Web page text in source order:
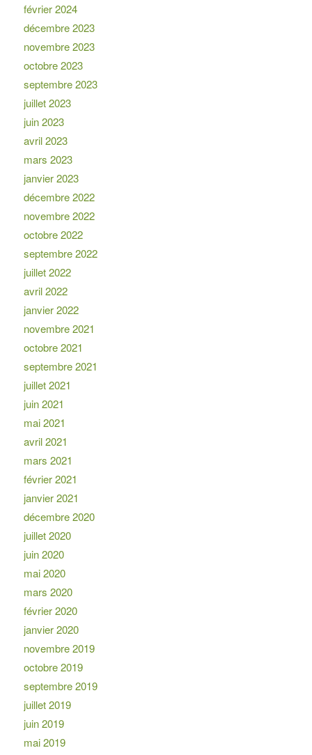
février 2024
décembre 2023
novembre 2023
octobre 2023
septembre 2023
juillet 2023
juin 2023
avril 2023
mars 2023
janvier 2023
décembre 2022
novembre 2022
octobre 2022
septembre 2022
juillet 2022
avril 2022
janvier 2022
novembre 2021
octobre 2021
septembre 2021
juillet 2021
juin 2021
mai 2021
avril 2021
mars 2021
février 2021
janvier 2021
décembre 2020
juillet 2020
juin 2020
mai 2020
mars 2020
février 2020
janvier 2020
novembre 2019
octobre 2019
septembre 2019
juillet 2019
juin 2019
mai 2019